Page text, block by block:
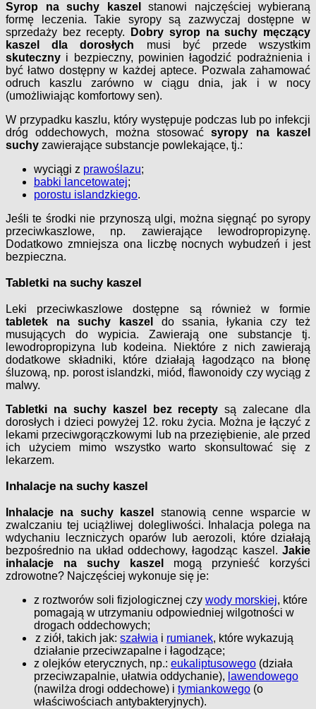
Syrop na suchy kaszel
stanowi najczęściej wybieraną
formę leczenia. Takie syropy są zazwyczaj dostępne w
sprzedaży bez recepty.
Dobry syrop na suchy męczący
kaszel dla dorosłych musi być przede wszystkim
skuteczny i bezpieczny, powinien łagodzić podrażnienia i
być łatwo dostępny w każdej aptece. Pozwala zahamować
odruch kaszlu zarówno w ciągu dnia, jak i w nocy
(umożliwiając komfortowy sen).
W przypadku kaszlu, który występuje podczas lub po infekcji
dróg oddechowych, można stosowaćsyropy na kaszel
suchy zawierające substancje powlekające, tj.:
wyciągi z prawoślazu;
babki lancetowatej;
porostu islandzkiego.
Jeśli te środki nie przynoszą ulgi, można sięgnąć po syropy
przeciwkaszlowe, np. zawierające lewodropropizynę.
Dodatkowo zmniejsza ona liczbę nocnych wybudzeń i jest
bezpieczna.
Tabletki na suchy kaszel
Leki przeciwkaszlowe dostępne są również w formie
tabletek na suchy kaszel
do ssania, łykania czy też
musujących do wypicia. Zawierają one substancje tj.
lewodropropizyna lub kodeina. Niektóre z nich zawierają
dodatkowe składniki, które działają łagodząco na błonę
śluzową, np. porost islandzki, miód, flawonoidy czy wyciąg z
malwy.
Tabletki na suchy kaszel bez recepty są zalecane dla
dorosłych i dzieci powyżej 12. roku życia. Można je łączyć z
lekami przeciwgorączkowymi lub na przeziębienie, ale przed
ich użyciem mimo wszystko warto skonsultować się z
lekarzem.
Inhalacje na suchy kaszel
Inhalacje na suchy kaszel stanowią cenne wsparcie w
zwalczaniu tej uciążliwej dolegliwości. Inhalacja polega na
wdychaniu leczniczych oparów lub aerozoli, które działają
bezpośrednio na układ oddechowy, łagodząc kaszel. Jakie
inhalacje na suchy kaszel
mogą przynieść korzyści
zdrowotne? Najczęściej wykonuje się je:
z roztworów soli fizjologicznej czy wody morskiej, które
pomagają w utrzymaniu odpowiedniej wilgotności w
drogach oddechowych;
z ziół, takich jak: szałwia i rumianek, które wykazują
działanie przeciwzapalne i łagodzące;
z olejków eterycznych, np.: eukaliptusowego (działa
przeciwzapalnie, ułatwia oddychanie), lawendowego
(nawilża drogi oddechowe) i tymiankowego (o
właściwościach antybakteryjnych).